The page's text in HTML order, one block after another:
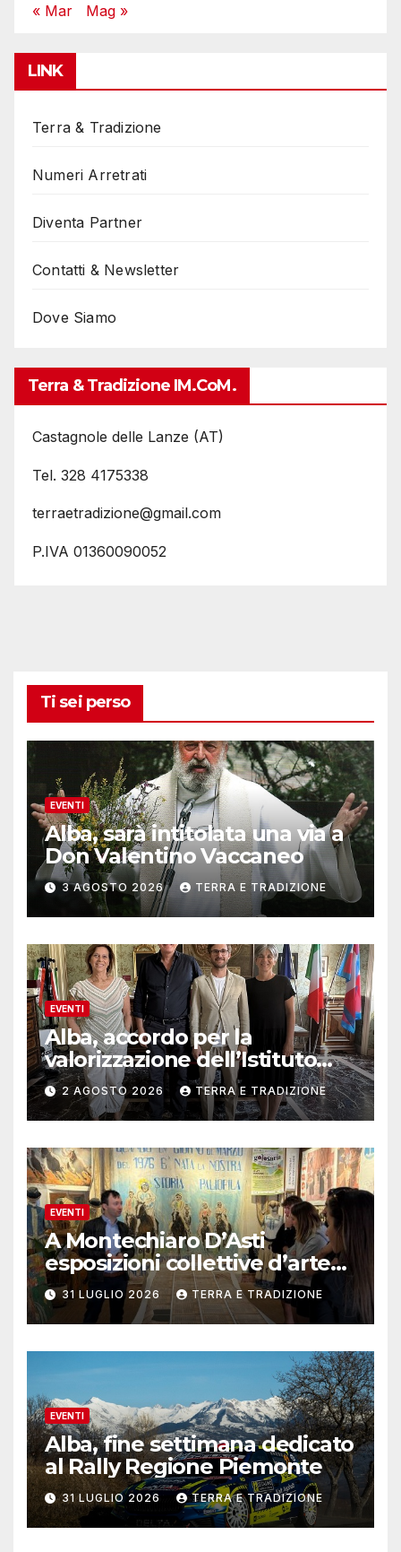
« Mar Mag »
LINK
Terra & Tradizione
Numeri Arretrati
Diventa Partner
Contatti & Newsletter
Dove Siamo
Terra & Tradizione IM.coM.
Castagnole delle Lanze (AT)
Tel. 328 4175338
terraetradizione@gmail.com
P.IVA 01360090052
Ti sei perso
EVENTI
Alba, sarà intitolata una via a
Don Valentino Vaccaneo
3 AGOSTO 2026 TERRA E TRADIZIONE
EVENTI
Alba, accordo per la
valorizzazione dell’Istituto
musicale Rocca
2 AGOSTO 2026 TERRA E TRADIZIONE
EVENTI
A Montechiaro D’Asti
esposizioni collettive d’arte
contemporanea
31 LUGLIO 2026 TERRA E TRADIZIONE
EVENTI
Alba, fine settimana dedicato
al Rally Regione Piemonte
31 LUGLIO 2026 TERRA E TRADIZIONE